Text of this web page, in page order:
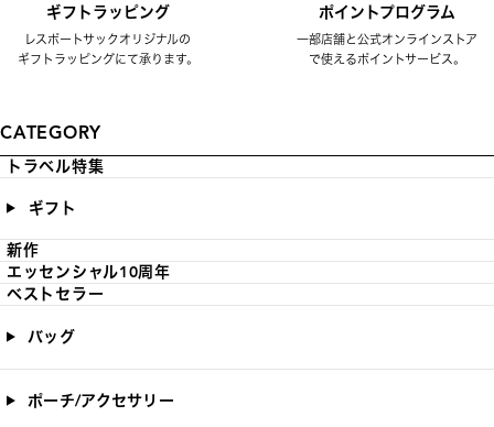
ギフトラッピング
レスポートサックオリジナルの
ギフトラッピングにて承ります。
ポイントプログラム
一部店舗と公式オンラインストア
で使えるポイントサービス。
CATEGORY
トラベル特集
ギフト
新作
エッセンシャル10周年
ベストセラー
バッグ
ポーチ/アクセサリー